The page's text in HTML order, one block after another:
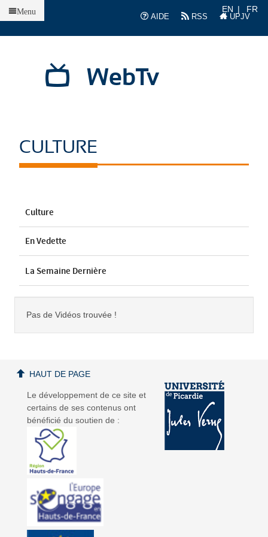
AIDE
RSS UPJV
EN FR
WebTv
Menu
CULTURE
Culture
En Vedette
La Semaine Dernière
Pas de Vidéos trouvée !
Le développement de ce site et
certains de ses contenus ont
bénéficié du soutien de :
HAUT DE PAGE